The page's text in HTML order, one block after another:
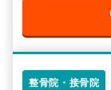
整骨院・接骨院